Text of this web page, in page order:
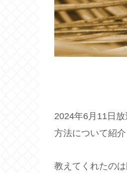
2024年6月11日
方法について紹介
教えてくれたの